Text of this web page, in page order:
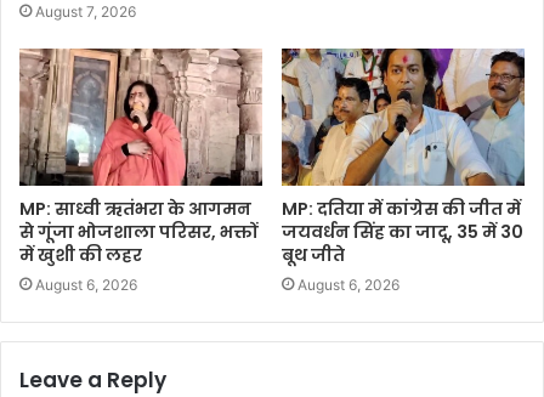
August 7, 2026
MP: साध्वी ऋतंभरा के आगमन
से गूंजा भोजशाला परिसर, भक्तों
में खुशी की लहर
August 6, 2026
MP: दतिया में कांग्रेस की जीत में
जयवर्धन सिंह का जादू, 35 में 30
बूथ जीते
August 6, 2026
Leave a Reply